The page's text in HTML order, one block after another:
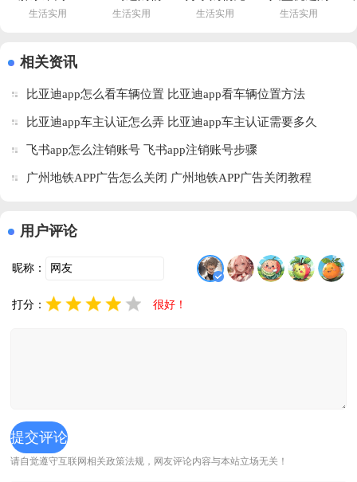
购物app官
最新版
生活实用
平台下载最
生活实用
费版v10.1.6
生活实用
物平台
生活实用
相关资讯
比亚迪app怎么看车辆位置 比亚迪app看车辆位置方法
比亚迪app车主认证怎么弄 比亚迪app车主认证需要多久
飞书app怎么注销账号 飞书app注销账号步骤
广州地铁APP广告怎么关闭 广州地铁APP广告关闭教程
用户评论
昵称：
打分： 很好！
请自觉遵守互联网相关政策法规，网友评论内容与本站立场无关！